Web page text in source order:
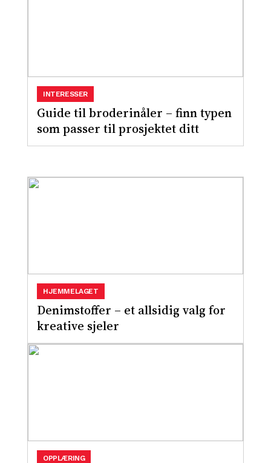
Guide til broderinåler – finn typen
som passer til prosjektet ditt
INTERESSER
Denimstoffer – et allsidig valg for
kreative sjeler
HJEMMELAGET
OPPLÆRING